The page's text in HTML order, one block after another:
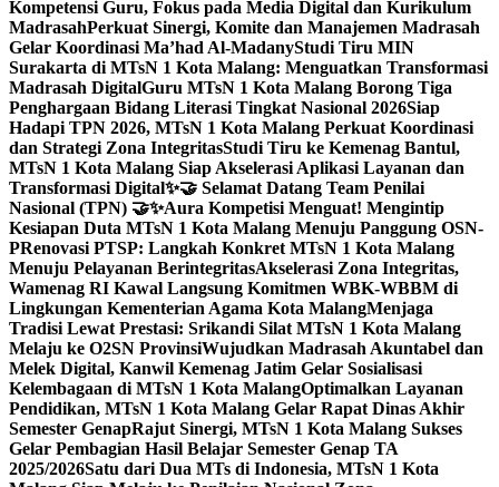
Kompetensi Guru, Fokus pada Media Digital dan Kurikulum
MadrasahPerkuat Sinergi, Komite dan Manajemen Madrasah
Gelar Koordinasi Ma’had Al-MadanyStudi Tiru MIN
Surakarta di MTsN 1 Kota Malang: Menguatkan Transformasi
Madrasah DigitalGuru MTsN 1 Kota Malang Borong Tiga
Penghargaan Bidang Literasi Tingkat Nasional 2026Siap
Hadapi TPN 2026, MTsN 1 Kota Malang Perkuat Koordinasi
dan Strategi Zona IntegritasStudi Tiru ke Kemenag Bantul,
MTsN 1 Kota Malang Siap Akselerasi Aplikasi Layanan dan
Transformasi Digital✨🤝 Selamat Datang Team Penilai
Nasional (TPN) 🤝✨Aura Kompetisi Menguat! Mengintip
Kesiapan Duta MTsN 1 Kota Malang Menuju Panggung OSN-
PRenovasi PTSP: Langkah Konkret MTsN 1 Kota Malang
Menuju Pelayanan BerintegritasAkselerasi Zona Integritas,
Wamenag RI Kawal Langsung Komitmen WBK-WBBM di
Lingkungan Kementerian Agama Kota MalangMenjaga
Tradisi Lewat Prestasi: Srikandi Silat MTsN 1 Kota Malang
Melaju ke O2SN ProvinsiWujudkan Madrasah Akuntabel dan
Melek Digital, Kanwil Kemenag Jatim Gelar Sosialisasi
Kelembagaan di MTsN 1 Kota MalangOptimalkan Layanan
Pendidikan, MTsN 1 Kota Malang Gelar Rapat Dinas Akhir
Semester GenapRajut Sinergi, MTsN 1 Kota Malang Sukses
Gelar Pembagian Hasil Belajar Semester Genap TA
2025/2026Satu dari Dua MTs di Indonesia, MTsN 1 Kota